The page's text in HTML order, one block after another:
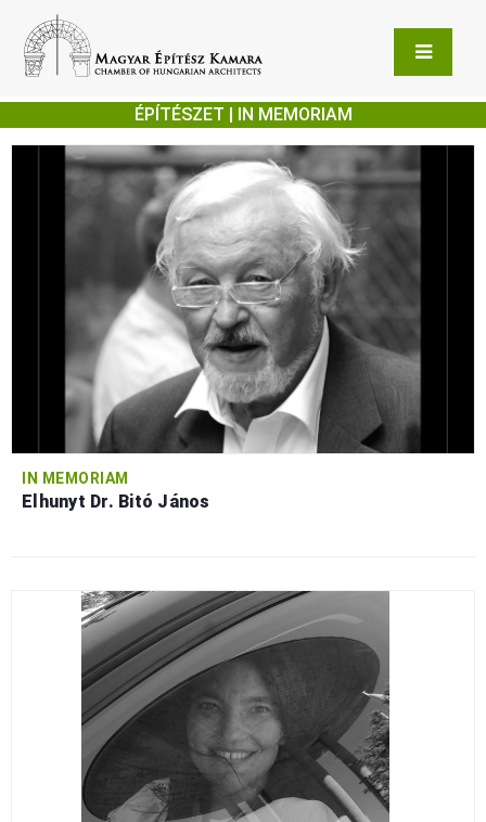
ÉPÍTÉSZET | IN MEMORIAM
IN MEMORIAM
Elhunyt Dr. Bitó János